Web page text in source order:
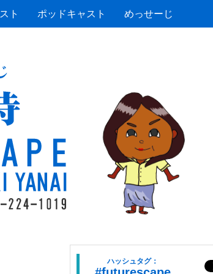
ト ポッドキャスト めっせーじ
ハッシュタグ：